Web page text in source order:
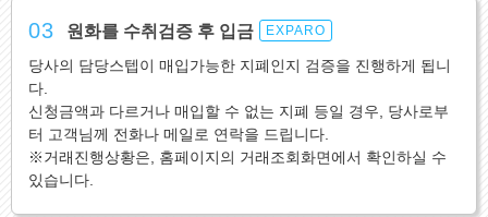
03 원화를 수취검증 후 입금 EXPARO
당사의 담당스텝이 매입가능한 지폐인지 검증을 진행하게 됩니
다.
신청금액과 다르거나 매입할 수 없는 지폐 등일 경우, 당사로부
터 고객님께 전화나 메일로 연락을 드립니다.
※거래진행상황은, 홈페이지의 거래조회화면에서 확인하실 수
있습니다.